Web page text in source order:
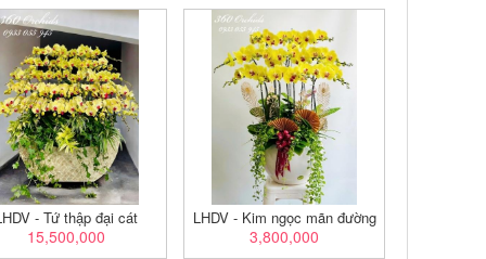
- Tứ thập đại cát
15,500,000
LHDV - Kim ngọc mãn đường
3,800,000